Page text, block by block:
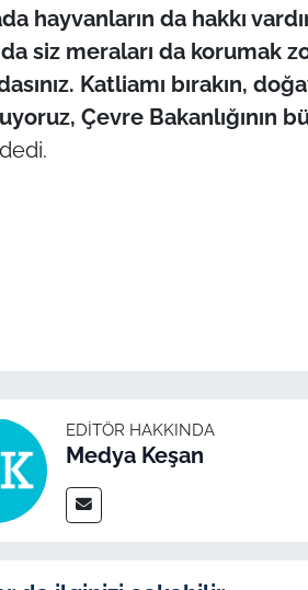
hayvanların da hakkı
siz meraları da korumak
Katliamı bırakın,
Çevre Bakanlığının
dedi.
EDITÖR HAKKINDA
Medya Keşan